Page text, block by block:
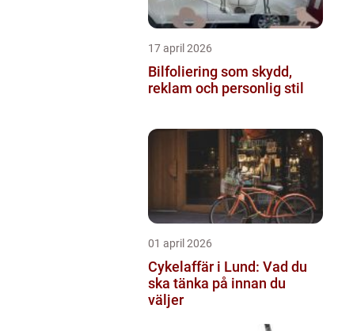
17 april 2026
Bilfoliering som skydd,
reklam och personlig stil
01 april 2026
Cykelaffär i Lund: Vad du
ska tänka på innan du
väljer